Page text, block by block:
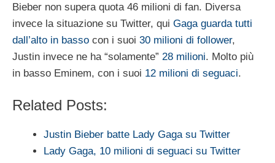
Bieber non supera quota 46 milioni di fan. Diversa
invece la situazione su Twitter, qui Gaga guarda tutti
dall’alto in basso con i suoi 30 milioni di follower,
Justin invece ne ha “solamente” 28 milioni. Molto più
in basso Eminem, con i suoi 12 milioni di seguaci.
Related Posts:
Justin Bieber batte Lady Gaga su Twitter
Lady Gaga, 10 milioni di seguaci su Twitter